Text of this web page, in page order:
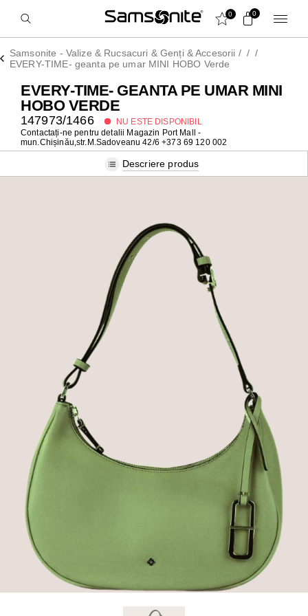
0 0
Samsonite - Valize & Rucsacuri & Genți & Accesorii / / /
EVERY-TIME- geanta pe umar MINI HOBO Verde
EVERY-TIME- GEANTA PE UMAR MINI
HOBO VERDE
147973/1466
NU ESTE DISPONIBIL
Contactați-ne pentru detalii Magazin Port Mall -
mun.Chișinău,str.M.Sadoveanu 42/6 +373 69 120 002
Descriere produs
DESCRIERE